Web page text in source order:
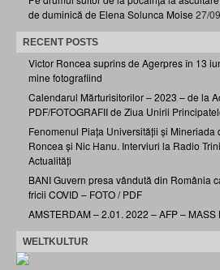
de duminică de Elena Solunca Moise 27/
RECENT POSTS
Victor Roncea suprins de Agerpres în 13
mine fotografiind
Calendarul Mărturisitorilor – 2023 – de la
PDF/FOTOGRAFII de Ziua Unirii
Fenomenul Piața Universității și Mineriada
Roncea și Nic Hanu. Interviuri la Radio
Actualități
BANI Guvern presa vândută din România
fricii COVID – FOTO / PDF
AMSTERDAM – 2.01. 2022 – AFP – MASS
WELTKULTUR